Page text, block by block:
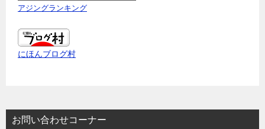
アジングランキング
にほんブログ村
お問い合わせコーナー